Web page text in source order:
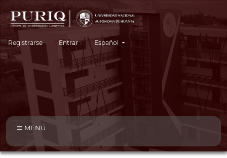
Registrarse Entrar Cambiar el idioma. El idioma actual es:
Español
MENÚ